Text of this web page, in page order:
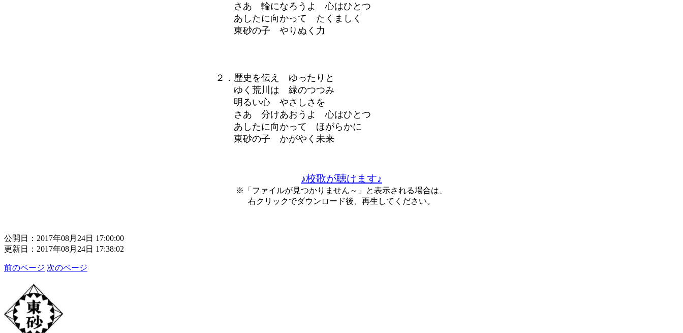
さあ 輪になろうよ 心はひとつ
あしたに向かって たくましく
東砂の子 やりぬく力
２．歴史を伝え ゆったりと
ゆく荒川は 緑のつつみ
明るい心 やさしさを
さあ 分けあおうよ 心はひとつ
あしたに向かって ほがらかに
東砂の子 かがやく未来
♪校歌が聴けます♪
※「ファイルが見つかりません～」と表示される場合は、
右クリックでダウンロード後、再生してください。
公開日：2017年08月24日 17:00:00
更新日：2017年08月24日 17:38:02
前のページ 次のページ